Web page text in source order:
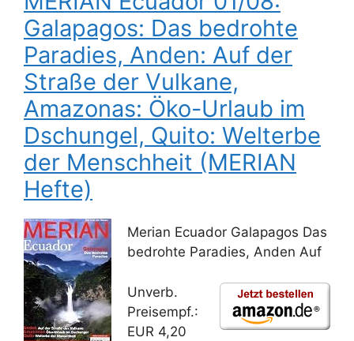
Galapagos: Das bedrohte
Paradies, Anden: Auf der
Straße der Vulkane,
Amazonas: Öko-Urlaub im
Dschungel, Quito: Welterbe
der Menschheit (MERIAN
Hefte)
Merian Ecuador Galapagos Das
bedrohte Paradies, Anden Auf
Unverb.
Preisempf.:
EUR 4,20